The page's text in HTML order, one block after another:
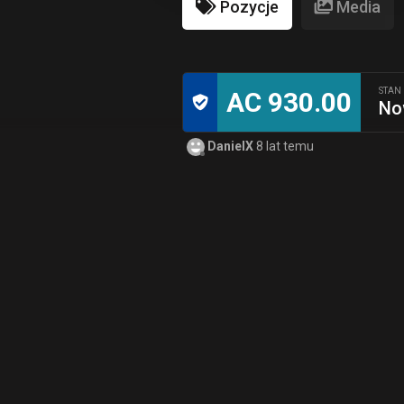
Pozycje Media
AC 930.00 STAN
DanielX8 lat temu